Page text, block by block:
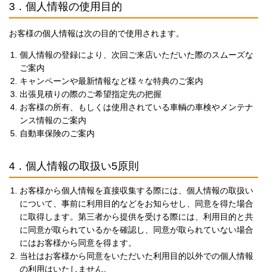
3．個人情報の使用目的
お客様の個人情報は次の目的で使用されます。
個人情報の登録により、次回ご来店いただいた際のスムーズな
ご案内
キャンペーンや最新情報など様々な特典のご案内
出張見積りの際のご希望指定先の把握
お客様の所有、もしくは使用されている車輌の車検やメンテナ
ンス情報のご案内
自動車保険のご案内
4．個人情報の取扱い5原則
お客様から個人情報を直接収集する際には、個人情報の取扱い
について、事前に利用目的などをお知らせし、同意を得た場合
に取得します。第三者から提供を受ける際には、利用目的と共
に同意が取られているかを確認し、同意が取られていない場合
にはお客様から同意を得ます。
当社はお客様から同意をいただいた利用目的以外での個人情報
の利用はいたしません。